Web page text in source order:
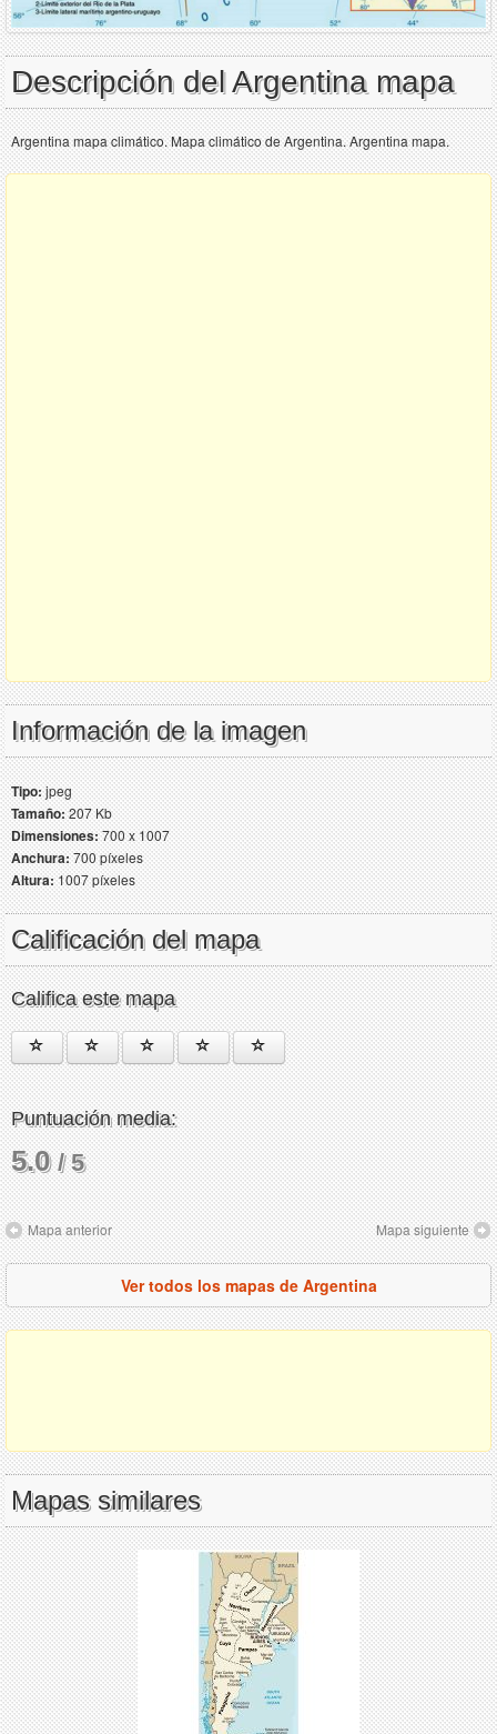
Descripción del Argentina mapa
Argentina mapa climático. Mapa climático de Argentina. Argentina mapa.
Información de la imagen
Tipo:jpeg
Tamaño:207 Kb
Dimensiones:700 x 1007
Anchura:700 píxeles
Altura:1007 píxeles
Calificación del mapa
Califica este mapa
Puntuación media:
5.0/ 5
Mapa anterior Mapa siguiente
Ver todos los mapas de Argentina
Mapas similares